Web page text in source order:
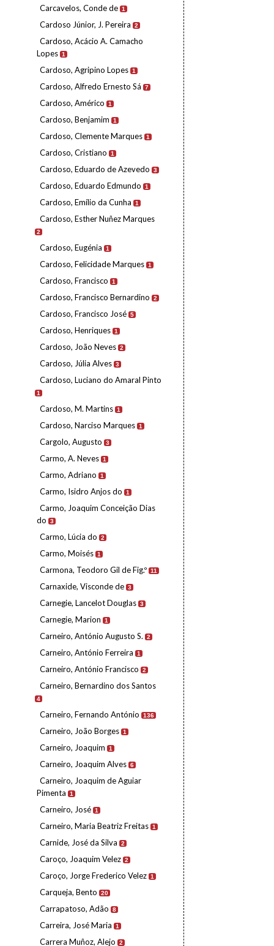
Carcavelos, Conde de 1
Cardoso Júnior, J. Pereira 2
Cardoso, Acácio A. Camacho
Lopes 1
Cardoso, Agripino Lopes 1
Cardoso, Alfredo Ernesto Sá 7
Cardoso, Américo 1
Cardoso, Benjamim 1
Cardoso, Clemente Marques 1
Cardoso, Cristiano 1
Cardoso, Eduardo de Azevedo 3
Cardoso, Eduardo Edmundo 1
Cardoso, Emílio da Cunha 1
Cardoso, Esther Nuñez Marques
2
Cardoso, Eugénia 1
Cardoso, Felicidade Marques 1
Cardoso, Francisco 1
Cardoso, Francisco Bernardino 2
Cardoso, Francisco José 5
Cardoso, Henriques 1
Cardoso, João Neves 2
Cardoso, Júlia Alves 3
Cardoso, Luciano do Amaral Pinto
1
Cardoso, M. Martins 1
Cardoso, Narciso Marques 1
Cargolo, Augusto 3
Carmo, A. Neves 1
Carmo, Adriano 1
Carmo, Isidro Anjos do 1
Carmo, Joaquim Conceição Dias
do
3
Carmo, Lúcia do 2
Carmo, Moisés 1
Carmona, Teodoro Gil de Fig.º 11
Carnaxide, Visconde de 3
Carnegie, Lancelot Douglas 3
Carnegie, Marion 1
Carneiro, António Augusto S. 2
Carneiro, António Ferreira 1
Carneiro, António Francisco 2
Carneiro, Bernardino dos Santos
4
Carneiro, Fernando António 136
Carneiro, João Borges 1
Carneiro, Joaquim 1
Carneiro, Joaquim Alves 6
Carneiro, Joaquim de Aguiar
Pimenta
1
Carneiro, José 1
Carneiro, Maria Beatriz Freitas 1
Carnide, José da Silva 2
Caroço, Joaquim Velez 2
Caroço, Jorge Frederico Velez 1
Carqueja, Bento 20
Carrapatoso, Adão 8
Carreira, José Maria 1
Carrera Muñoz, Alejo 2